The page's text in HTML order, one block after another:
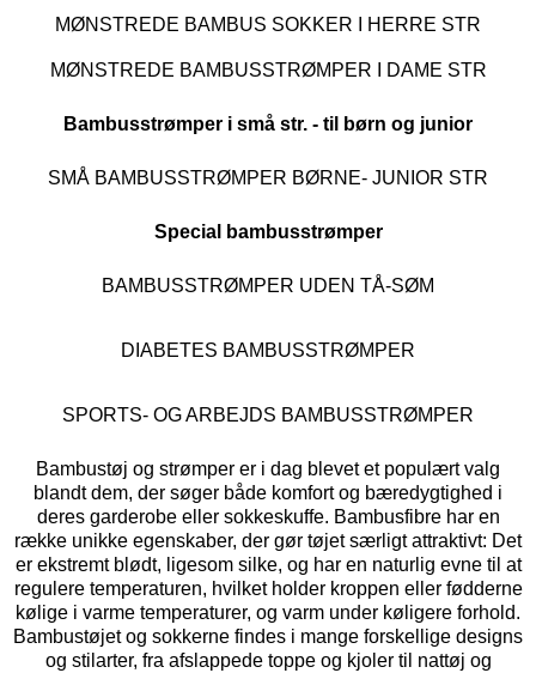
MØNSTREDE BAMBUS SOKKER I HERRE STR
MØNSTREDE BAMBUSSTRØMPER I DAME STR
Bambusstrømper i små str. - til børn og junior
SMÅ BAMBUSSTRØMPER BØRNE- JUNIOR STR
Special bambusstrømper
BAMBUSSTRØMPER UDEN TÅ-SØM
DIABETES BAMBUSSTRØMPER
SPORTS- OG ARBEJDS BAMBUSSTRØMPER
Bambustøj og strømper er i dag blevet et populært valg
blandt dem, der søger både komfort og bæredygtighed i
deres garderobe eller sokkeskuffe. Bambusfibre har en
række unikke egenskaber, der gør tøjet særligt attraktivt: Det
er ekstremt blødt, ligesom silke, og har en naturlig evne til at
regulere temperaturen, hvilket holder kroppen eller fødderne
kølige i varme temperaturer, og varm under køligere forhold.
Bambustøjet og sokkerne findes i mange forskellige designs
og stilarter, fra afslappede toppe og kjoler til nattøj og